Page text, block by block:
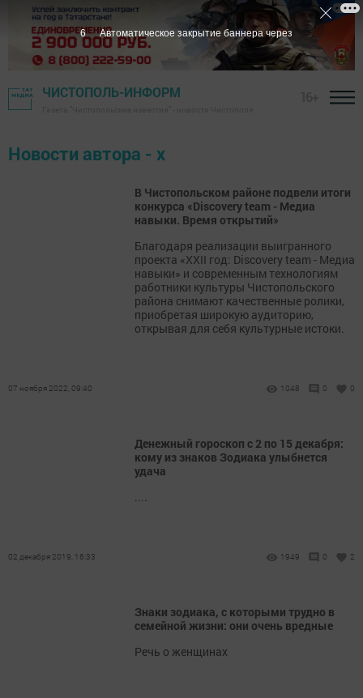
ЧИСТОПОЛЬ-ИНФОРМ
Новости автора - х
В Чистопольском районе подвели итоги
конкурса «Discovery team - Медиа
навыки. Время открытий»
Благодаря реализации выигранного
проекта «ХХII год: Discovery team - Медиа
навыки» и современным технологиям
работники культуры Чистопольского
района снимают качественные ролики,
приобретая широкую аудиторию,
открывая для себя культурные истоки.
07 ноября 2022, 09:40 1048 0 0
Денежный гороскоп с 2 по 15 декабря:
кому из знаков Зодиака улыбнется
удача
....
02 декабря 2019, 16:33 1949 0 2
Знаки зодиака, с которыми трудно в
семейной жизни: они очень вредные
Речь о женщинах
5 Автоматическое закрытие баннера через